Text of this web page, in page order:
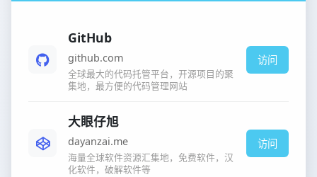
GitHub
github.com
全球最大的代码托管平台，开源项目的聚
集地，最方便的代码管理网站
访问
大眼仔旭
dayanzai.me
海量全球软件资源汇集地，免费软件，汉
化软件，破解软件等
访问